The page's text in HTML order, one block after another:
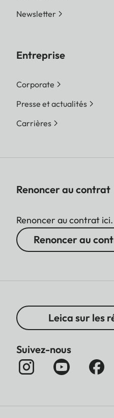
Newsletter
Entreprise
Corporate
Presse et actualités
Carrières
Renoncer au contrat
Renoncer au contrat ici.
Renoncer au
Leica sur les
Suivez-nous